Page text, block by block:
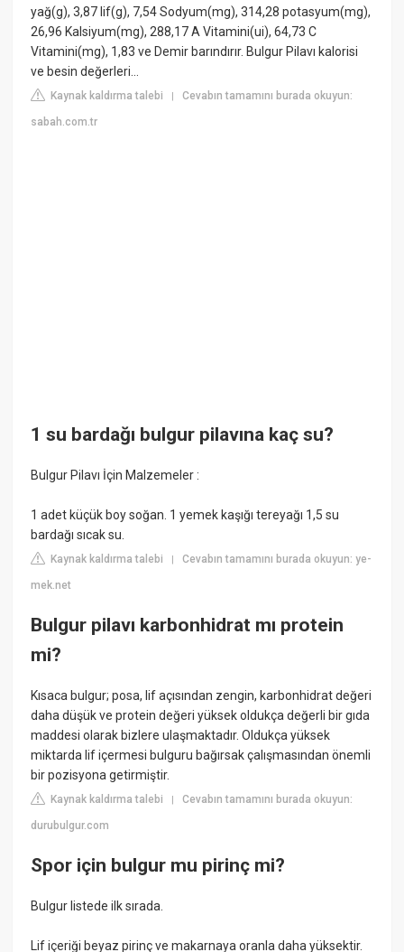
yağ(g), 3,87 lif(g), 7,54 Sodyum(mg), 314,28 potasyum(mg),
26,96 Kalsiyum(mg), 288,17 A Vitamini(ui), 64,73 C
Vitamini(mg), 1,83 ve Demir barındırır. Bulgur Pilavı kalorisi
ve besin değerleri…
Kaynak kaldırma talebi |Cevabın tamamını burada okuyun:
sabah.com.tr
1 su bardağı bulgur pilavına kaç su?
Bulgur Pilavı İçin Malzemeler :
1 adet küçük boy soğan. 1 yemek kaşığı tereyağı 1,5 su
bardağı sıcak su.
Kaynak kaldırma talebi |Cevabın tamamını burada okuyun: ye-
mek.net
Bulgur pilavı karbonhidrat mı protein
mi?
Kısaca bulgur; posa, lif açısından zengin, karbonhidrat değeri
daha düşük ve protein değeri yüksek oldukça değerli bir gıda
maddesi olarak bizlere ulaşmaktadır. Oldukça yüksek
miktarda lif içermesi bulguru bağırsak çalışmasından önemli
bir pozisyona getirmiştir.
Kaynak kaldırma talebi |Cevabın tamamını burada okuyun:
durubulgur.com
Spor için bulgur mu pirinç mi?
Bulgur listede ilk sırada.
Lif içeriği beyaz pirinç ve makarnaya oranla daha yüksektir.